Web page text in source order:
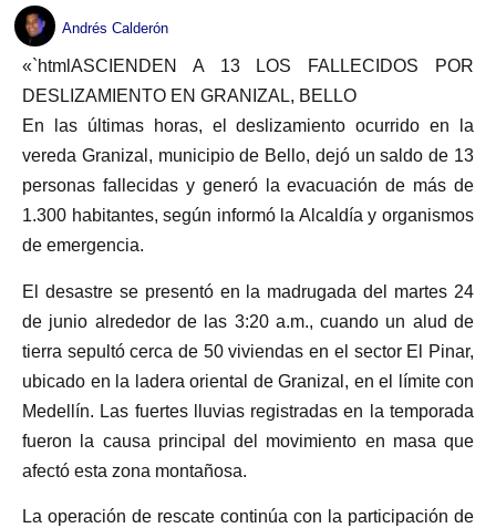
Andrés Calderón
«`htmlASCIENDEN A 13 LOS FALLECIDOS POR
DESLIZAMIENTO EN GRANIZAL, BELLO
En las últimas horas, el deslizamiento ocurrido en la
vereda Granizal, municipio de Bello, dejó un saldo de 13
personas fallecidas y generó la evacuación de más de
1.300 habitantes, según informó la Alcaldía y organismos
de emergencia.
El desastre se presentó en la madrugada del martes 24
de junio alrededor de las 3:20 a.m., cuando un alud de
tierra sepultó cerca de 50 viviendas en el sector El Pinar,
ubicado en la ladera oriental de Granizal, en el límite con
Medellín. Las fuertes lluvias registradas en la temporada
fueron la causa principal del movimiento en masa que
afectó esta zona montañosa.
La operación de rescate continúa con la participación de